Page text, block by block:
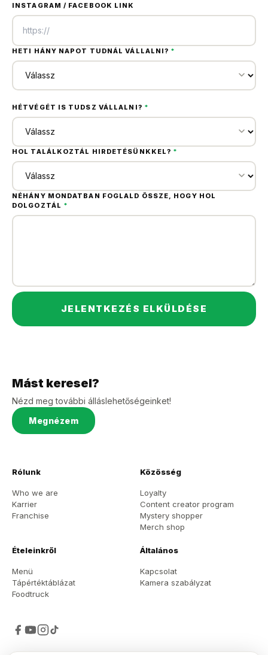
INSTAGRAM / FACEBOOK LINK
HETI HÁNY NAPOT TUDNÁL VÁLLALNI? *
HÉTVÉGÉT IS TUDSZ VÁLLALNI? *
HOL TALÁLKOZTÁL HIRDETÉSÜNKKEL? *
NÉHÁNY MONDATBAN FOGLALD ÖSSZE, HOGY HOL
DOLGOZTÁL *
JELENTKEZÉS ELKÜLDÉSE
Mást keresel?
Nézd meg további álláslehetőségeinket!
Megnézem
Rólunk
Who we are
Karrier
Franchise
Közösség
Loyalty
Content creator program
Mystery shopper
Merch shop
Ételeinkről
Menü
Tápértéktáblázat
Foodtruck
Általános
Kapcsolat
Kamera szabályzat